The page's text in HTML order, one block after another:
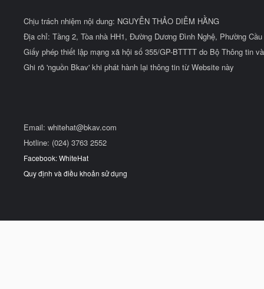
Chịu trách nhiệm nội dung: NGUYỄN THẢO DIỄM HẰNG
Địa chỉ: Tầng 2, Tòa nhà HH1, Đường Dương Đình Nghệ, Phường
Giấy phép thiết lập mạng xã hội số 355/GP-BTTTT do Bộ Thông tin
Ghi rõ 'nguồn Bkav' khi phát hành lại thông tin từ Website này
Email: whitehat@bkav.com
Hotline: (024) 3763 2552
Facebook: WhiteHat
Quy định và điều khoản sử dụng